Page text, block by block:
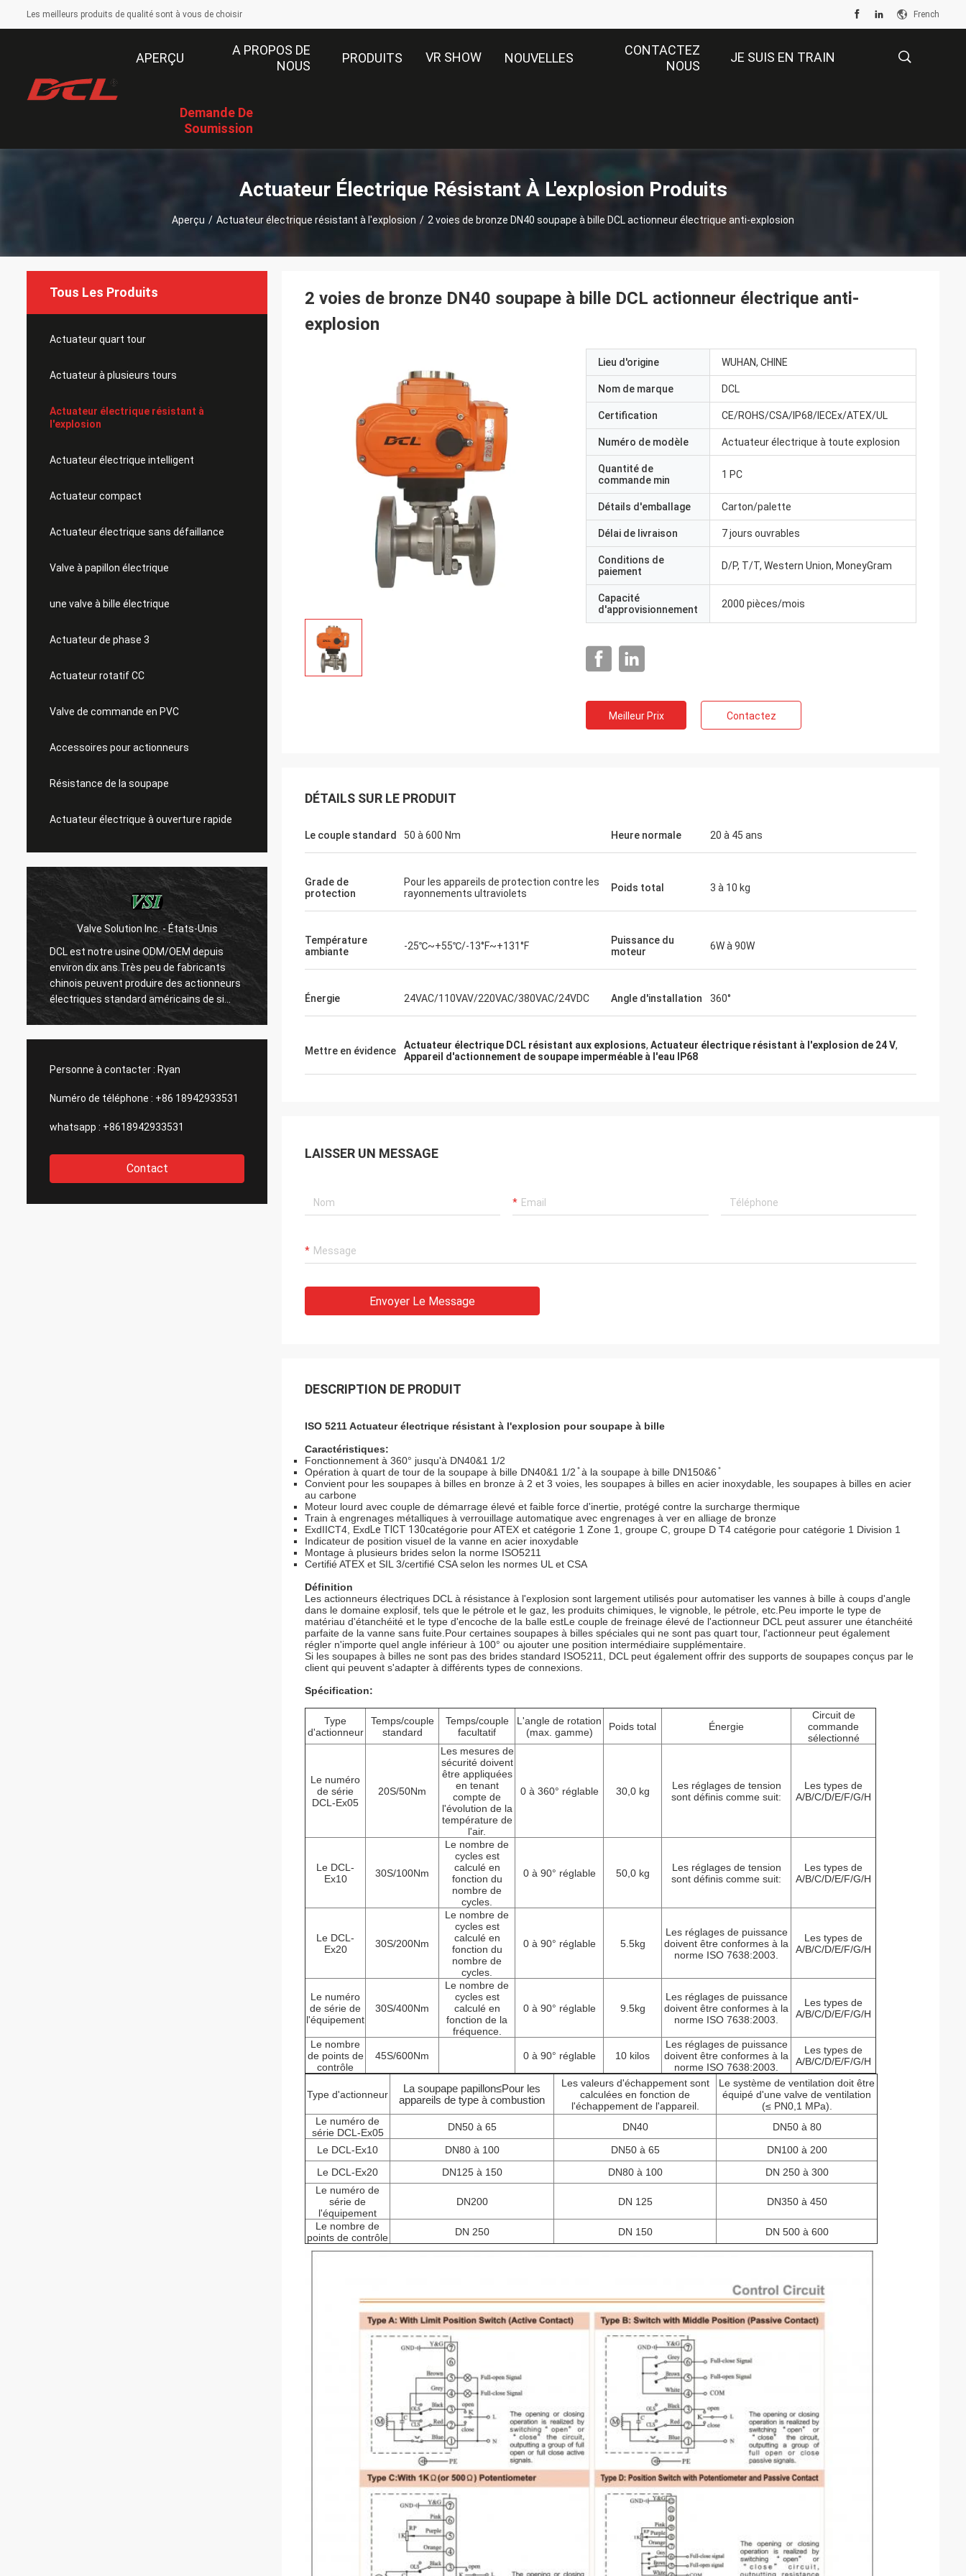
Les meilleurs produits de qualité sont à vous de choisir French
APERÇU
A PROPOS DE
NOUS
PRODUITS VR SHOW NOUVELLES
CONTACTEZ
NOUS
JE SUIS EN TRAIN
Demande De
Soumission
Actuateur Électrique Résistant À L'explosion Produits
Aperçu / Actuateur électrique résistant à l'explosion / 2 voies de bronze DN40 soupape à bille DCL actionneur électrique anti-explosion
Tous Les Produits
Actuateur quart tour
Actuateur à plusieurs tours
Actuateur électrique résistant à
l'explosion
Actuateur électrique intelligent
Actuateur compact
Actuateur électrique sans défaillance
Valve à papillon électrique
une valve à bille électrique
Actuateur de phase 3
Actuateur rotatif CC
Valve de commande en PVC
Accessoires pour actionneurs
Résistance de la soupape
Actuateur électrique à ouverture rapide
Valve Solution Inc. - États-Unis
DCL est notre usine ODM/OEM depuis
environ dix ans.Très peu de fabricants
chinois peuvent produire des actionneurs
électriques standard américains de si
bonne qualité.C'est pourquoi nous les
Avec 15 ans de coopération avec DCL,
nous sommes très satisfaits des
produits de DCL.Ils font toujours
beaucoup d' expériences et de tests pour
confirmer leurs nouvelles conceptions et
étonnés par leur superbe contrôle qualité
DCL est notre partenaire et fournisseur
depuis plus de 6 ans.Nos climatiseurs
dans le monde entier avec les produits de
DCLIls fournissent continuellement des
ponctuel pour nous aider.
Personne à contacter : Ryan
Numéro de téléphone : +86 18942933531
whatsapp : +8618942933531
Contact
2 voies de bronze DN40 soupape à bille DCL actionneur électrique anti-
explosion
Lieu d'origine WUHAN, CHINE
Nom de marque DCL
Certification CE/ROHS/CSA/IP68/IECEx/ATEX/UL
Numéro de modèle Actuateur électrique à toute explosion
Quantité de
commande min
1 PC
Détails d'emballage Carton/palette
Délai de livraison 7 jours ouvrables
Conditions de
paiement
D/P, T/T, Western Union, MoneyGram
Capacité
d'approvisionnement
2000 pièces/mois
Meilleur Prix Contactez
DÉTAILS SUR LE PRODUIT
Le couple standard 50 à 600 Nm Heure normale 20 à 45 ans
Grade de
protection
Pour les appareils de protection contre les
rayonnements ultraviolets
Poids total 3 à 10 kg
Température
ambiante
-25℃~+55℃/-13°F~+131°F
Puissance du
moteur
6W à 90W
Énergie 24VAC/110VAV/220VAC/380VAC/24VDC Angle d'installation 360°
Mettre en évidence Actuateur électrique DCL résistant aux explosions, Actuateur électrique résistant à l'explosion de 24 V,
Appareil d'actionnement de soupape imperméable à l'eau IP68
LAISSER UN MESSAGE
Envoyer Le Message
DESCRIPTION DE PRODUIT
ISO 5211 Actuateur électrique résistant à l'explosion pour soupape à bille
Caractéristiques:
Fonctionnement à 360° jusqu'à DN40&1 1/2
Opération à quart de tour de la soupape à bille DN40&1 1/2 ̊ à la soupape à bille DN150&6 ̊
Convient pour les soupapes à billes en bronze à 2 et 3 voies, les soupapes à billes en acier inoxydable, les soupapes à billes en acier
au carbone
Moteur lourd avec couple de démarrage élevé et faible force d'inertie, protégé contre la surcharge thermique
Train à engrenages métalliques à verrouillage automatique avec engrenages à ver en alliage de bronze
ExdIICT4, ExdLe TICT 130catégorie pour ATEX et catégorie 1 Zone 1, groupe C, groupe D T4 catégorie pour catégorie 1 Division 1
Indicateur de position visuel de la vanne en acier inoxydable
Montage à plusieurs brides selon la norme ISO5211
Certifié ATEX et SIL 3/certifié CSA selon les normes UL et CSA
Définition
Les actionneurs électriques DCL à résistance à l'explosion sont largement utilisés pour automatiser les vannes à bille à coups d'angle
dans le domaine explosif, tels que le pétrole et le gaz, les produits chimiques, le vignoble, le pétrole, etc.Peu importe le type de
matériau d'étanchéité et le type d'encoche de la balle estLe couple de freinage élevé de l'actionneur DCL peut assurer une étanchéité
parfaite de la vanne sans fuite.Pour certaines soupapes à billes spéciales qui ne sont pas quart tour, l'actionneur peut également
régler n'importe quel angle inférieur à 100° ou ajouter une position intermédiaire supplémentaire.
Si les soupapes à billes ne sont pas des brides standard ISO5211, DCL peut également offrir des supports de soupapes conçus par le
client qui peuvent s'adapter à différents types de connexions.
Spécification:
Type
d'actionneur
Temps/couple
standard
Temps/couple
facultatif
L'angle de rotation
(max. gamme)
Poids total Énergie
Circuit de
commande
sélectionné
Le numéro
de série
DCL-Ex05
20S/50Nm
Les mesures de
sécurité doivent
être appliquées
en tenant
compte de
l'évolution de la
température de
l'air.
0 à 360° réglable 30,0 kg
Les réglages de tension
sont définis comme suit:
Les types de
A/B/C/D/E/F/G/H
Le DCL-
Ex10
30S/100Nm
Le nombre de
cycles est
calculé en
fonction du
nombre de
cycles.
0 à 90° réglable 50,0 kg
Les réglages de tension
sont définis comme suit:
Les types de
A/B/C/D/E/F/G/H
Le DCL-
Ex20
30S/200Nm
Le nombre de
cycles est
calculé en
fonction du
nombre de
cycles.
0 à 90° réglable 5.5kg
Les réglages de puissance
doivent être conformes à la
norme ISO 7638:2003.
Les types de
A/B/C/D/E/F/G/H
Le numéro
de série de
l'équipement
30S/400Nm
Le nombre de
cycles est
calculé en
fonction de la
fréquence.
0 à 90° réglable 9.5kg
Les réglages de puissance
doivent être conformes à la
norme ISO 7638:2003.
Les types de
A/B/C/D/E/F/G/H
Le nombre
de points de
contrôle
45S/600Nm 0 à 90° réglable 10 kilos
Les réglages de puissance
doivent être conformes à la
norme ISO 7638:2003.
Les types de
A/B/C/D/E/F/G/H
Type d'actionneur La soupape papillon≤Pour les
appareils de type à combustion
Les valeurs d'échappement sont
calculées en fonction de
l'échappement de l'appareil.
Le système de ventilation doit être
équipé d'une valve de ventilation
(≤ PN0,1 MPa).
Le numéro de
série DCL-Ex05
DN50 à 65 DN40
DN50 à 80
Le DCL-Ex10
DN80 à 100 DN50 à 65
DN100 à 200
Le DCL-Ex20
DN125 à 150 DN80 à 100
DN 250 à 300
Le numéro de
série de
l'équipement
DN200 DN 125 DN350 à 450
Le nombre de
points de contrôle
DN 250 DN 150 DN 500 à 600